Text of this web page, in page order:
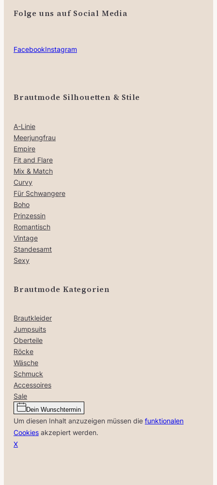
Folge uns auf Social Media
FacebookInstagram
Brautmode Silhouetten & Stile
A-Linie
Meerjungfrau
Empire
Fit and Flare
Mix & Match
Curvy
Für Schwangere
Boho
Prinzessin
Romantisch
Vintage
Standesamt
Sexy
Brautmode Kategorien
Brautkleider
Jumpsuits
Oberteile
Röcke
Wäsche
Schmuck
Accessoires
Sale
Dein Wunschtermin
Um diesen Inhalt anzuzeigen müssen die funktionalen
Cookies akzepiert werden.
X